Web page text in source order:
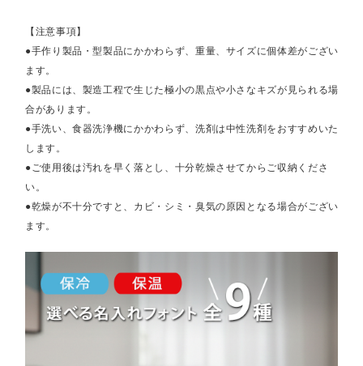
【注意事項】
●手作り製品・型製品にかかわらず、重量、サイズに個体差がござい
ます。
●製品には、製造工程で生じた極小の黒点や小さなキズが見られる場
合があります。
●手洗い、食器洗浄機にかかわらず、洗剤は中性洗剤をおすすめいた
します。
●ご使用後は汚れを早く落とし、十分乾燥させてからご収納くださ
い。
●乾燥が不十分ですと、カビ・シミ・臭気の原因となる場合がござい
ます。